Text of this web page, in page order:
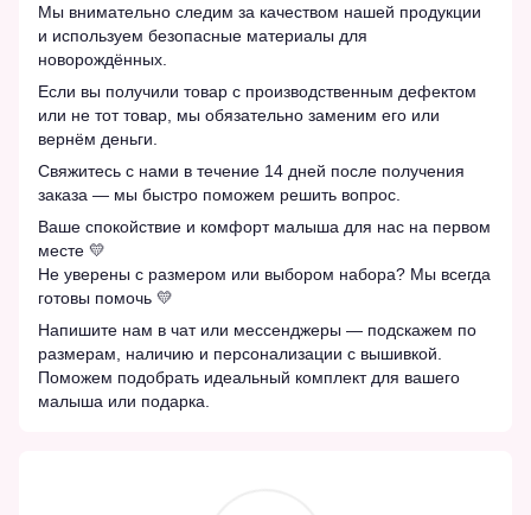
Мы внимательно следим за качеством нашей продукции
и используем безопасные материалы для
новорождённых.
Если вы получили товар с производственным дефектом
или не тот товар, мы обязательно заменим его или
вернём деньги.
Свяжитесь с нами в течение 14 дней после получения
заказа — мы быстро поможем решить вопрос.
Ваше спокойствие и комфорт малыша для нас на первом
месте 💛
Не уверены с размером или выбором набора? Мы всегда
готовы помочь 💛
Напишите нам в чат или мессенджеры — подскажем по
размерам, наличию и персонализации с вышивкой.
Поможем подобрать идеальный комплект для вашего
малыша или подарка.